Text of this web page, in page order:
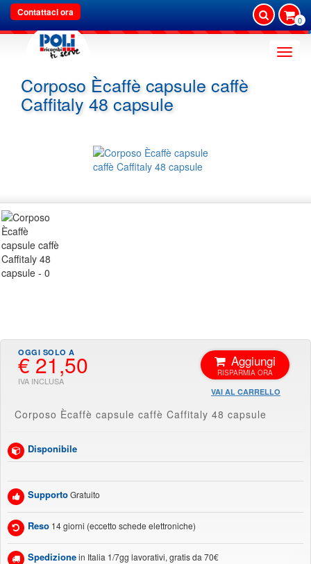
Contattaci ora
0
Toggle
Corposo Ècaffè capsule caffè
Caffitaly 48 capsule
€ 21,50 Aggiungi
VAI AL CARRELLO
Corposo Ècaffè capsule caffè Caffitaly 48 capsule
Disponibile
SupportoGratuito
Reso 14 giorni (eccetto schede elettroniche)
Spedizionein Italia 1/7gg lavorativi, gratis da 70€